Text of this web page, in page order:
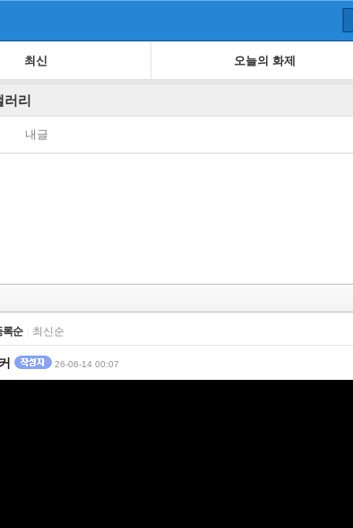
최신 오늘의 화제
러리
내글
록순 최신순
26-06-14 00:07